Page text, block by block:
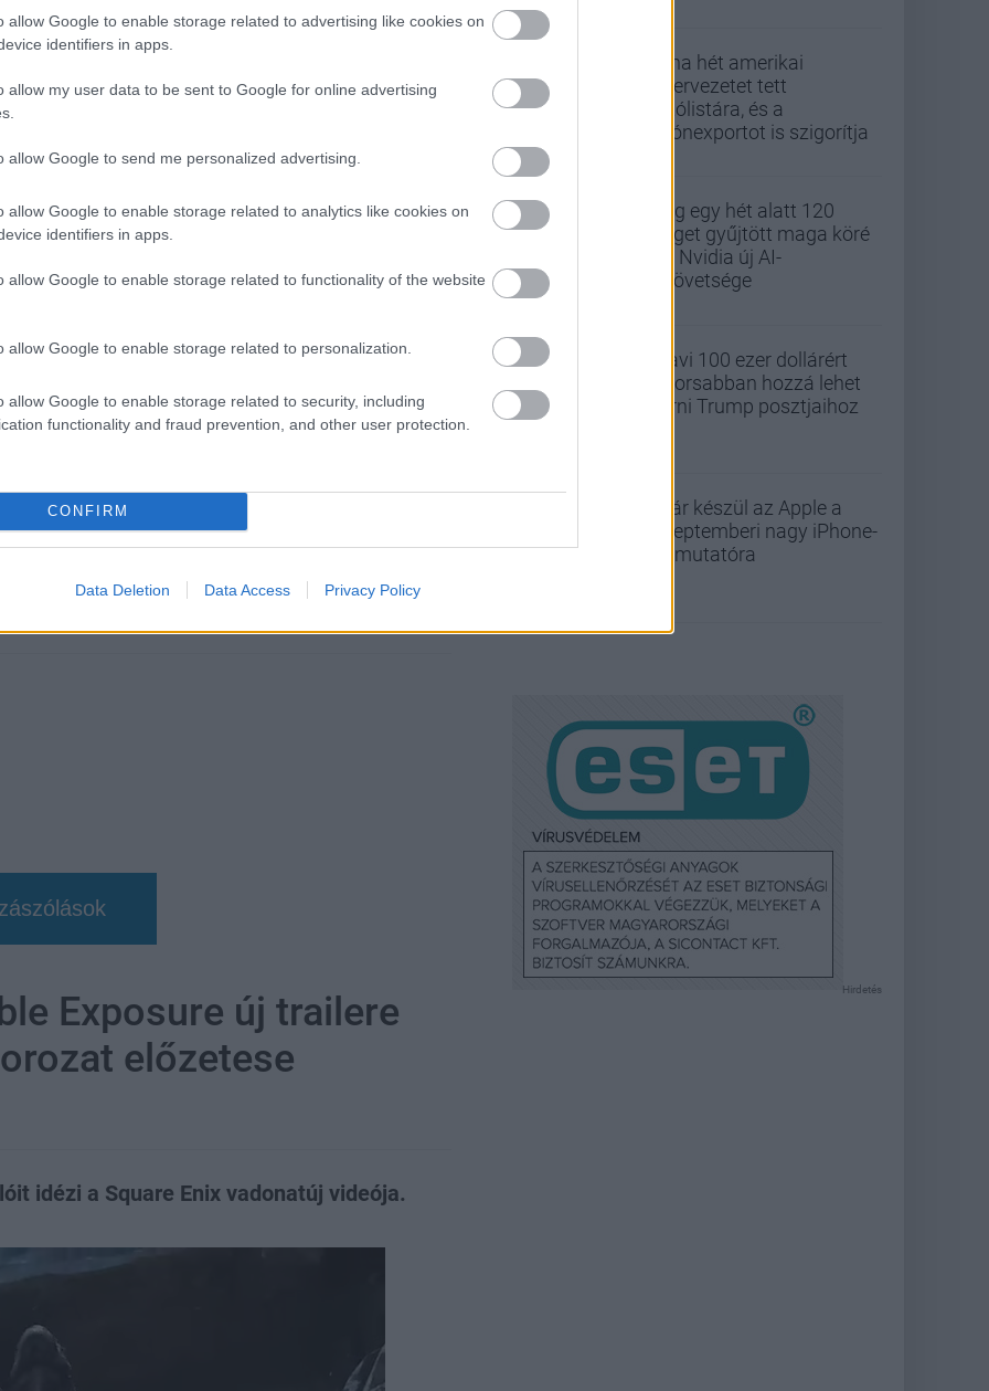
allow Google to enable storage related to advertising like cookies on
identifiers in apps.
allow my user data to be sent to Google for online advertising
allow Google to send me personalized advertising.
allow Google to enable storage related to analytics like cookies on
identifiers in apps.
allow Google to enable storage related to functionality of the website
allow Google to enable storage related to personalization.
allow Google to enable storage related to security, including
functionality and fraud prevention, and other user protection.
CONFIRM
Data Deletion Data Access Privacy Policy
egy azóta eltávolított Instagram-posztban
hogy nagyon fáj neki a döntés, mivel most
volt magára, és elképesztően hálás az egész
képben maradj a játék- és filmvilág, a geek
hangulata – Jön a második forduló! (X)
Exposure új trailere
előzetese
idézi a Square Enix vadonatúj videója.
Kína hét amerikai
szervezetet tett
tiltólistára, és a
drónexportot is szigorítja
Alig egy hét alatt 120
céget gyűjtött maga köré
az Nvidia új AI-
szövetsége
Havi 100 ezer dollárért
gyorsabban hozzá lehet
férni Trump posztjaihoz
Már készül az Apple a
szeptemberi nagy iPhone-
bemutatóra
Hirdetés